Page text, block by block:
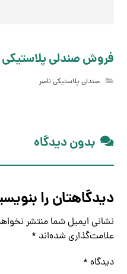
فروش صندلی
صندلی پلاستیکی ناصر
بدون دیدگاه
دیدگاهتان را
نشانی ایمیل شما منتشر
علامت‌گذاری شده‌اند *
دیدگاه *